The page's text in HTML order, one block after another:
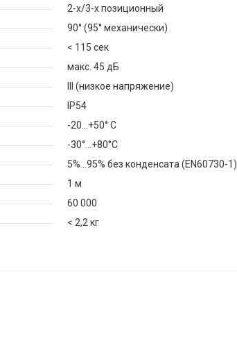
2-х/3-х позиционный
90° (95° механически)
< 115 сек
макс. 45 дБ
Ill (низкое напряжение)
IP54
-20...+50° С
-30°…+80°С
5%…95% без конденсата (EN60730-1)
1 м
60 000
< 2,2 кг